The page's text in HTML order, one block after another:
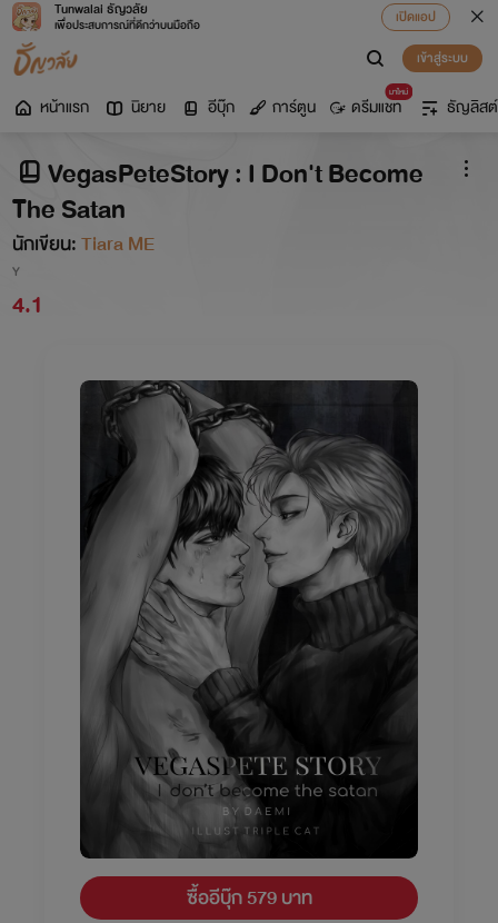
Tunwalai ธัญวลัย
เพื่อประสบการณ์ที่ดีกว่าบนมือถือ
เปิดแอป
เข้าสู่ระบบ
หน้าแรก นิยาย อีบุ๊ก การ์ตูน
มาใหม่
ดรีมแชท ธัญลิสต์
VegasPeteStory : I Don't Become
The Satan
นักเขียน:Tiara ME
Y
4.1
ซื้ออีบุ๊ก 579 บาท